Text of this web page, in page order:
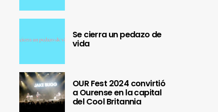
Se cierra un pedazo de
vida
OUR Fest 2024 convirtió
a Ourense en la capital
del Cool Britannia